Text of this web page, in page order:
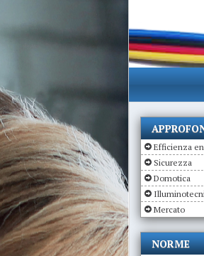
Efficienza
Sicurezza
Domotica
Mercato
NORME